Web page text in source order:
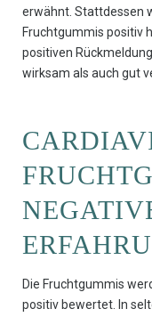
erwähnt. Stattdessen
Fruchtgummis positiv
positiven
wirksam als auch gut
Die Fruchtgummis
positiv bewertet. In